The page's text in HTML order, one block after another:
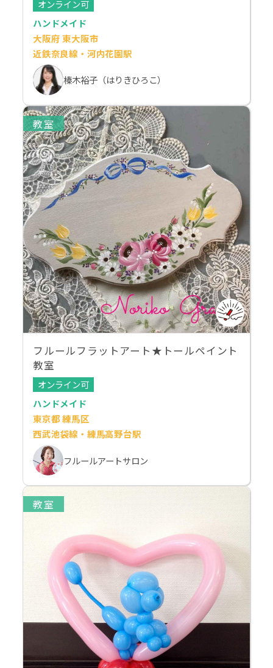
オンライン可
ハンドメイド
大阪府 東大阪市
近鉄奈良線・河内花園駅
榛木裕子（はりきひろこ）
教室
フルールフラットアート★トールペイント
教室
オンライン可
ハンドメイド
東京都 練馬区
西武池袋線・練馬高野台駅
フルールアートサロン
教室